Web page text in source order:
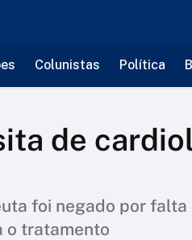
Colunistas Política
de
foi negado por falta
o tratamento